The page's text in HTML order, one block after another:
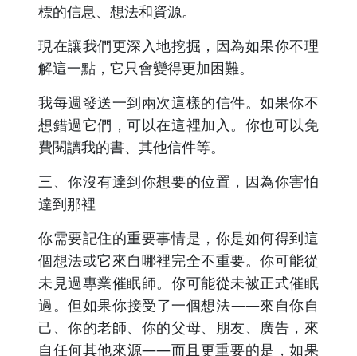
標的信息、想法和資源。
現在讓我們更深入地挖掘，因為如果你不理
解這一點，它只會變得更加困難。
我每週發送一到兩次這樣的信件。如果你不
想錯過它們，可以在這裡加入。你也可以免
費閱讀我的書、其他信件等。
三、你沒有達到你想要的位置，因為你害怕
達到那裡
你需要記住的重要事情是，你是如何得到這
個想法或它來自哪裡完全不重要。你可能從
未見過專業催眠師。你可能從未被正式催眠
過。但如果你接受了一個想法——來自你自
己、你的老師、你的父母、朋友、廣告，來
自任何其他來源——而且更重要的是，如果